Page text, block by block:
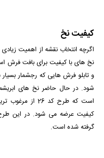
کیفیت نخ
اگرچه انتخاب نقشه از اهمیت زیادی
نخ های با کیفیت برای بافت فرش
و تابلو فرش هایی که رجشمار بسیار
شود. در حال حاضر نخ های
است که طرح کد
گرفته شده است.